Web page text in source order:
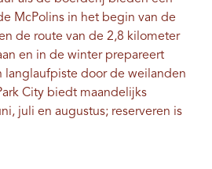
McPolins in het begin van de
de route van de 2,8 kilometer
en in de winter prepareert
langlaufpiste door de weilanden
City biedt maandelijks
juli en augustus; reserveren is